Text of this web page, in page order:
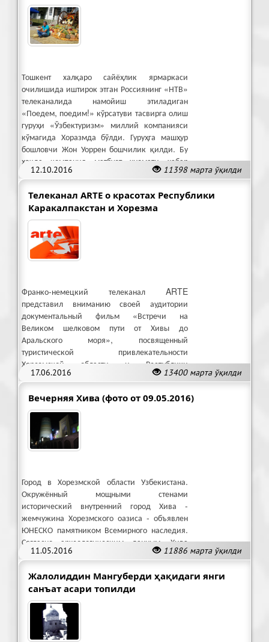
12.10.2016 11398 марта ўқилди
Тошкент халқаро сайёҳлик ярмаркаси
очилишида иштирок этган Россиянинг «НТВ»
телеканалида намойиш этиладиган
«Поедем, поедим!» кўрсатуви тасвирга олиш
гуруҳи «Ўзбектуризм» миллий компанияси
кўмагида Хоразмда бўлди. Гуруҳга машҳур
бошловчи Жон Уоррен бошчилик қилди. Бу
ҳақда компания матбуот хизмати хабар
бермоқда.
Телеканал ARTE о красотах Республики
Каракалпакстан и Хорезма
17.06.2016 13400 марта ўқилди
Франко-немецкий телеканал ARTE
представил вниманию своей аудитории
документальный фильм «Встречи на
Великом шелковом пути от Хивы до
Аральского моря», посвященный
туристической привлекательности
Хорезмской области и Республики
Каракалпакстан.
Вечерняя Хива (фото от 09.05.2016)
11.05.2016 11886 марта ўқилди
Город в Хорезмской области Узбекистана.
Окружённый мощными стенами
исторический внутренний город Хива -
жемчужина Хорезмского оазиса - объявлен
ЮНЕСКО памятником Всемирного наследия.
Согласно археологическим данным, Хива
была основана более 2500 лет назад.
Жалолиддин Мангуберди ҳақидаги янги
санъат асари топилди